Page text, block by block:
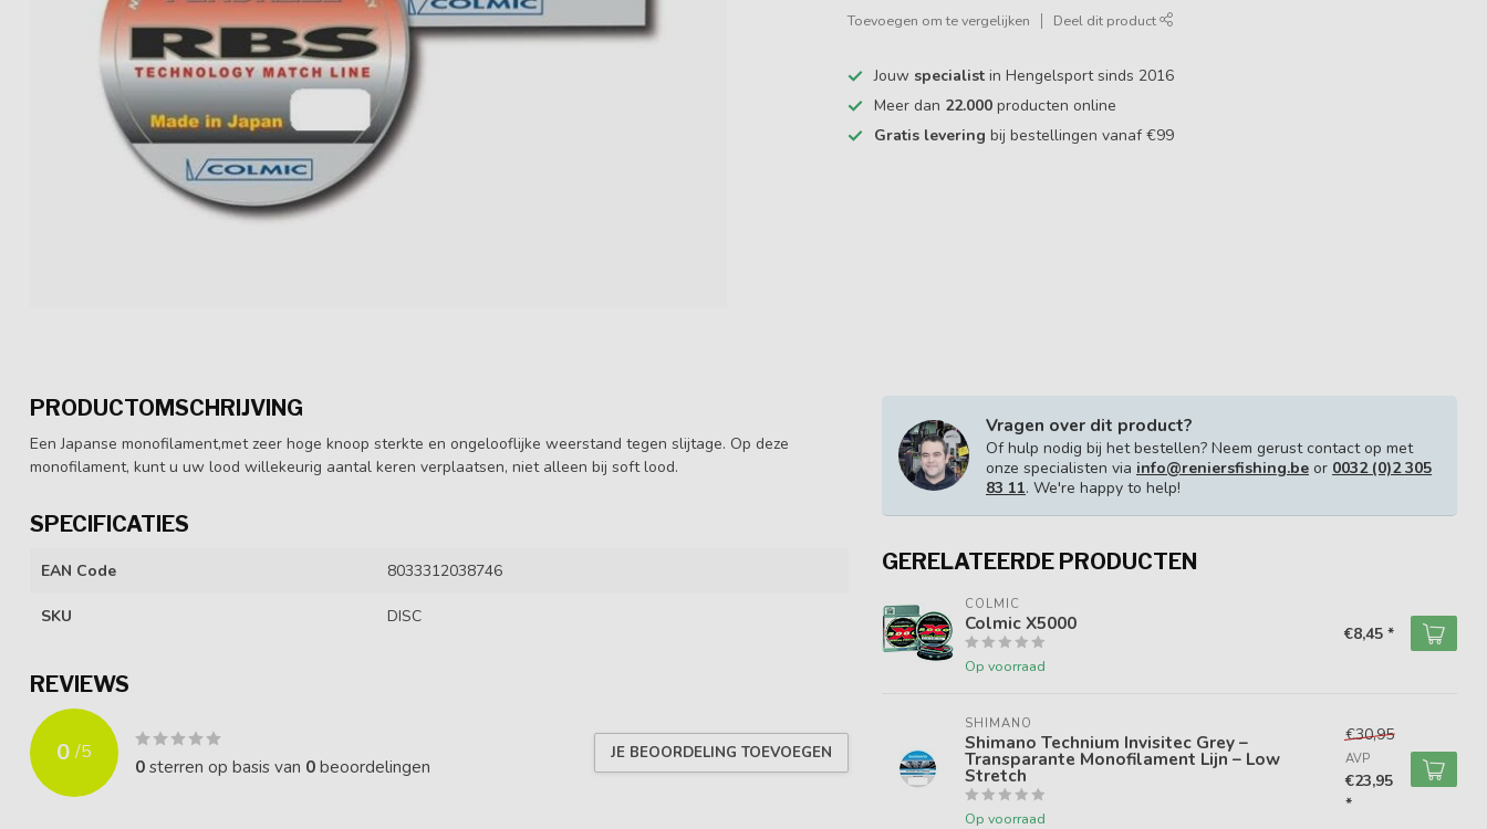
Toevoegen om te vergelijken Deel dit product
Jouw specialist in Hengelsport sinds 2016
Meer dan 22.000 producten online
Gratis levering bij bestellingen vanaf €99
PRODUCTOMSCHRIJVING
Een Japanse monofilament,met zeer hoge knoop sterkte en ongelooflijke weerstand tegen slijtage. Op deze
monofilament, kunt u uw lood willekeurig aantal keren verplaatsen, niet alleen bij soft lood.
SPECIFICATIES
EAN Code 8033312038746
SKU DISC
REVIEWS
0 /5
0sterren op basis van 0beoordelingen
JE BEOORDELING TOEVOEGEN
Vragen over dit product?
Of hulp nodig bij het bestellen? Neem gerust contact op met
onze specialisten via info@reniersfishing.be or 0032 (0)2 305
83 11. We're happy to help!
GERELATEERDE PRODUCTEN
COLMIC
Colmic X5000
Op voorraad
€8,45 *
SHIMANO
Shimano Technium Invisitec Grey –
Transparante Monofilament Lijn – Low
Stretch
Op voorraad
€30,95
AVP
€23,95
*